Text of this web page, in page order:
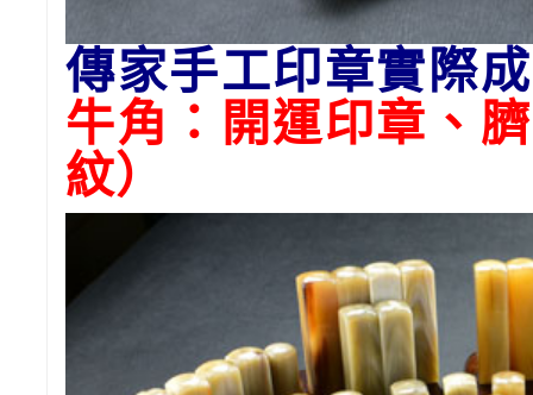
傳家手工印章實際
牛角：開運印章、
紋）